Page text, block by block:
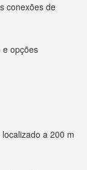
conexões de
e opções
a 200 m